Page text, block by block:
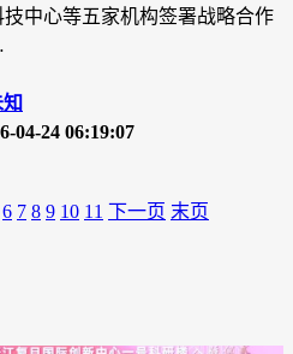
中心等五家机构签署战略合作
04-24 06:19:07
6 7 8 9 10 11 下一页 末页